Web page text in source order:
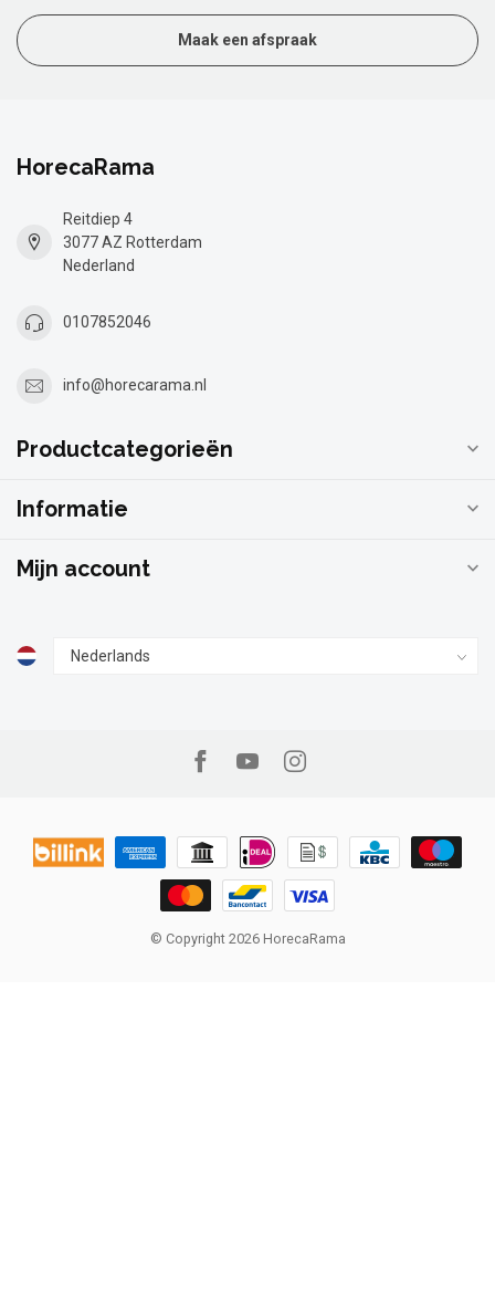
Maak een afspraak
HorecaRama
Reitdiep 4
3077 AZ Rotterdam
Nederland
0107852046
info@horecarama.nl
Productcategorieën
Informatie
Mijn account
© Copyright 2026 HorecaRama